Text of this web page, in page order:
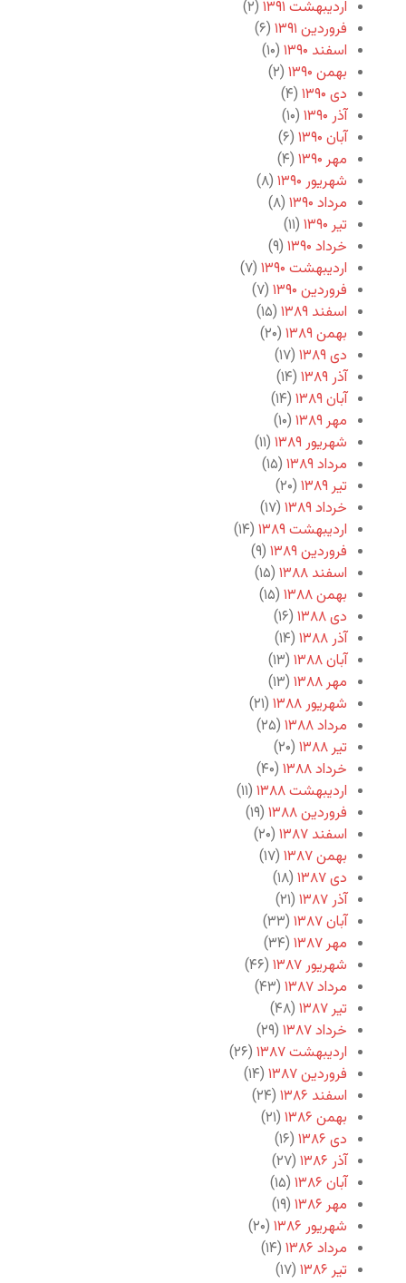
اردیبهشت ۱۳۹۱
(۲)
فروردین ۱۳۹۱
(۶)
اسفند ۱۳۹۰
(۱۰)
بهمن ۱۳۹۰
(۲)
دی ۱۳۹۰
(۴)
آذر ۱۳۹۰
(۱۰)
آبان ۱۳۹۰
(۶)
مهر ۱۳۹۰
(۴)
شهریور ۱۳۹۰
(۸)
مرداد ۱۳۹۰
(۸)
تیر ۱۳۹۰
(۱۱)
خرداد ۱۳۹۰
(۹)
اردیبهشت ۱۳۹۰
(۷)
فروردین ۱۳۹۰
(۷)
اسفند ۱۳۸۹
(۱۵)
بهمن ۱۳۸۹
(۲۰)
دی ۱۳۸۹
(۱۷)
آذر ۱۳۸۹
(۱۴)
آبان ۱۳۸۹
(۱۴)
مهر ۱۳۸۹
(۱۰)
شهریور ۱۳۸۹
(۱۱)
مرداد ۱۳۸۹
(۱۵)
تیر ۱۳۸۹
(۲۰)
خرداد ۱۳۸۹
(۱۷)
اردیبهشت ۱۳۸۹
(۱۴)
فروردین ۱۳۸۹
(۹)
اسفند ۱۳۸۸
(۱۵)
بهمن ۱۳۸۸
(۱۵)
دی ۱۳۸۸
(۱۶)
آذر ۱۳۸۸
(۱۴)
آبان ۱۳۸۸
(۱۳)
مهر ۱۳۸۸
(۱۳)
شهریور ۱۳۸۸
(۲۱)
مرداد ۱۳۸۸
(۲۵)
تیر ۱۳۸۸
(۲۰)
خرداد ۱۳۸۸
(۴۰)
اردیبهشت ۱۳۸۸
(۱۱)
فروردین ۱۳۸۸
(۱۹)
اسفند ۱۳۸۷
(۲۰)
بهمن ۱۳۸۷
(۱۷)
دی ۱۳۸۷
(۱۸)
آذر ۱۳۸۷
(۲۱)
آبان ۱۳۸۷
(۳۳)
مهر ۱۳۸۷
(۳۴)
شهریور ۱۳۸۷
(۴۶)
مرداد ۱۳۸۷
(۴۳)
تیر ۱۳۸۷
(۴۸)
خرداد ۱۳۸۷
(۲۹)
اردیبهشت ۱۳۸۷
(۲۶)
فروردین ۱۳۸۷
(۱۴)
اسفند ۱۳۸۶
(۲۴)
بهمن ۱۳۸۶
(۲۱)
دی ۱۳۸۶
(۱۶)
آذر ۱۳۸۶
(۲۷)
آبان ۱۳۸۶
(۱۵)
مهر ۱۳۸۶
(۱۹)
شهریور ۱۳۸۶
(۲۰)
مرداد ۱۳۸۶
(۱۴)
تیر ۱۳۸۶
(۱۷)